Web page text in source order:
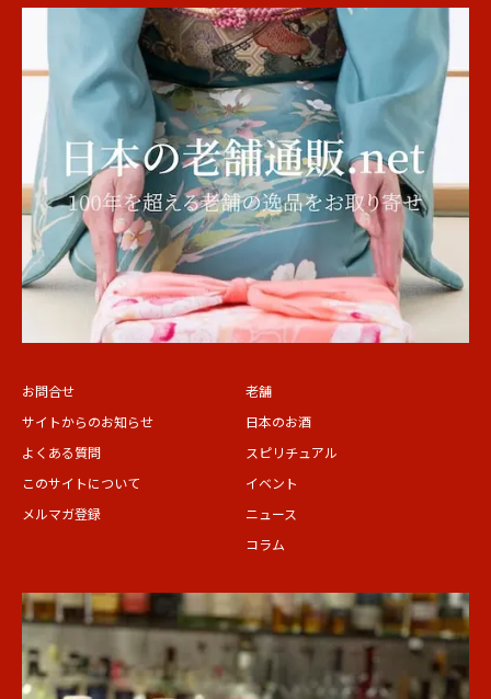
お問合せ
サイトからのお知らせ
よくある質問
このサイトについて
メルマガ登録
老舗
日本のお酒
スピリチュアル
イベント
ニュース
コラム